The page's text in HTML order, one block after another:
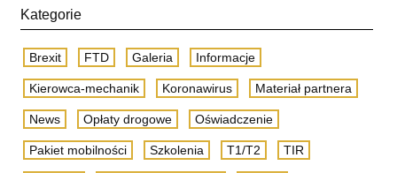
Kategorie
Brexit FTD Galeria Informacje
Kierowca-mechanik Koronawirus Materiał partnera
News Opłaty drogowe Oświadczenie
Pakiet mobilności Szkolenia T1/T2 TIR